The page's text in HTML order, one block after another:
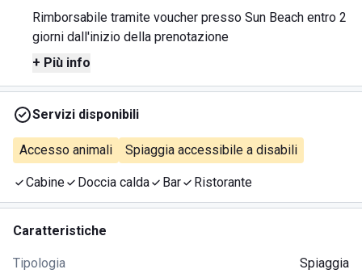
Rimborsabile tramite voucher presso Sun Beach entro 2
giorni dall'inizio della prenotazione
+ Più info
Servizi disponibili
Accesso animali Spiaggia accessibile a disabili
Cabine Doccia calda Bar Ristorante
Caratteristiche
Tipologia Spiaggia